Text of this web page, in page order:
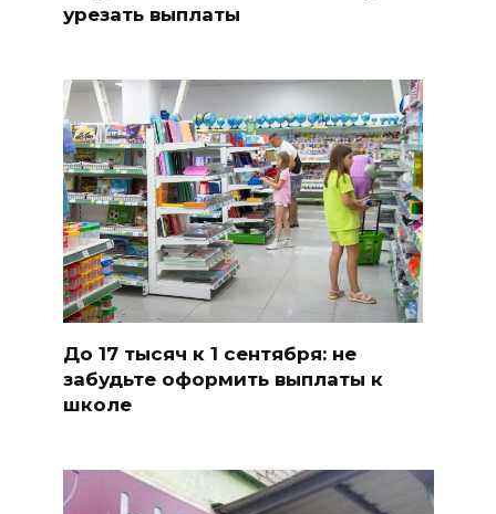
урезать выплаты
До 17 тысяч к 1 сентября: не
забудьте оформить выплаты к
школе